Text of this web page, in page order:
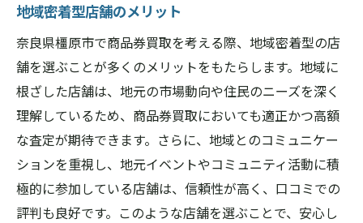
地域密着型店舗のメリット
奈良県橿原市で商品券買取を考える際、地域密着型の店
舗を選ぶことが多くのメリットをもたらします。地域に
根ざした店舗は、地元の市場動向や住民のニーズを深く
理解しているため、商品券買取においても適正かつ高額
な査定が期待できます。さらに、地域とのコミュニケー
ションを重視し、地元イベントやコミュニティ活動に積
極的に参加している店舗は、信頼性が高く、口コミでの
評判も良好です。このような店舗を選ぶことで、安心し